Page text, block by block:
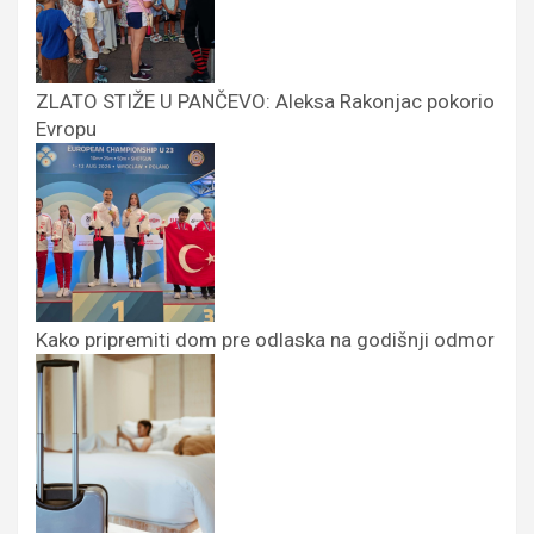
ZLATO STIŽE U PANČEVO: Aleksa Rakonjac pokorio
Evropu
Kako pripremiti dom pre odlaska na godišnji odmor